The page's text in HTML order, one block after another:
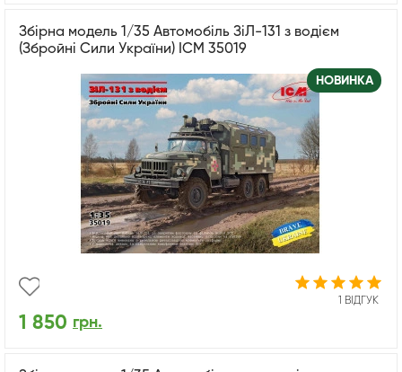
Збірна модель 1/35 Автомобіль ЗіЛ-131 з водієм
(Збройні Сили України) ICM 35019
НОВИНКА
1 ВІДГУК
1 850 грн.